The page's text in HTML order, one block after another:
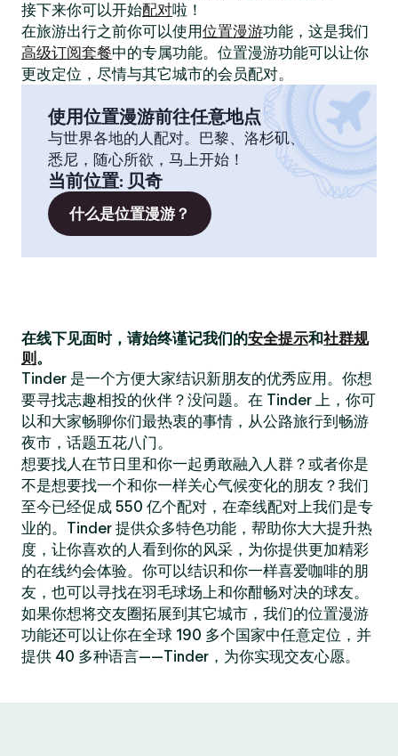
接下来你可以开始配对啦！
在旅游出行之前你可以使用位置漫游功能，这是我们
高级订阅套餐中的专属功能。位置漫游功能可以让你
更改定位，尽情与其它城市的会员配对。
使用位置漫游前往任意地点
与世界各地的人配对。巴黎、洛杉矶、
悉尼，随心所欲，马上开始！
当前位置: 贝奇
什么是位置漫游？
在线下见面时，请始终谨记我们的安全提示和社群规
则 。
Tinder 是一个方便大家结识新朋友的优秀应用。你想
要寻找志趣相投的伙伴？没问题。在 Tinder 上，你可
以和大家畅聊你们最热衷的事情，从公路旅行到畅游
夜市，话题五花八门。
想要找人在节日里和你一起勇敢融入人群？或者你是
不是想要找一个和你一样关心气候变化的朋友？我们
至今已经促成 550 亿个配对，在牵线配对上我们是专
业的。Tinder 提供众多特色功能，帮助你大大提升热
度，让你喜欢的人看到你的风采，为你提供更加精彩
的在线约会体验。你可以结识和你一样喜爱咖啡的朋
友，也可以寻找在羽毛球场上和你酣畅对决的球友。
如果你想将交友圈拓展到其它城市，我们的位置漫游
功能还可以让你在全球 190 多个国家中任意定位，并
提供 40 多种语言——Tinder，为你实现交友心愿。